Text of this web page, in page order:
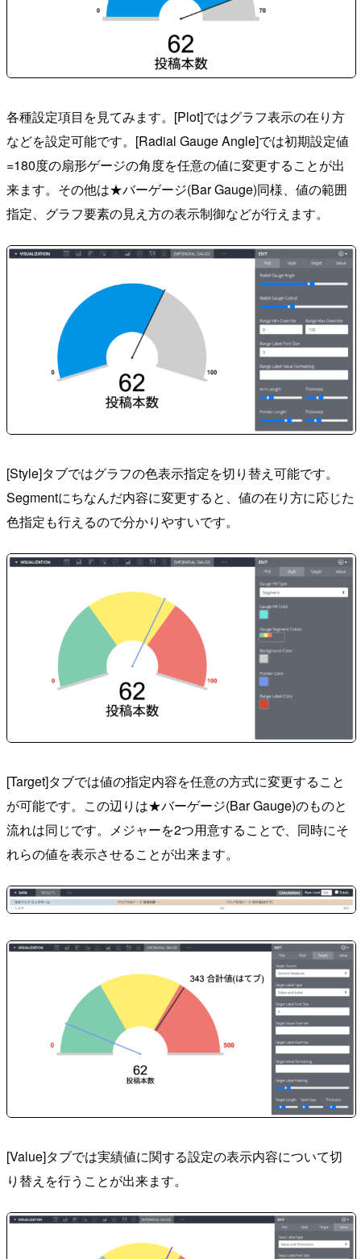
各種設定項目を見てみます。[Plot]ではグラフ表示の在り方
などを設定可能です。[Radial Gauge Angle]では初期設定値
=180度の扇形ゲージの角度を任意の値に変更することが出
来ます。その他は★バーゲージ(Bar Gauge)同様、値の範囲
指定、グラフ要素の見え方の表示制御などが行えます。
[Style]タブではグラフの色表示指定を切り替え可能です。
Segmentにちなんだ内容に変更すると、値の在り方に応じた
色指定も行えるので分かりやすいです。
[Target]タブでは値の指定内容を任意の方式に変更すること
が可能です。この辺りは★バーゲージ(Bar Gauge)のものと
流れは同じです。メジャーを2つ用意することで、同時にそ
れらの値を表示させることが出来ます。
[Value]タブでは実績値に関する設定の表示内容について切
り替えを行うことが出来ます。